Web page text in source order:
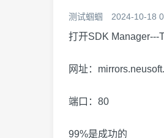
测试蝈蝈 2024-10-18
打开SDK Manager---
网址：
端口：80
99%是成功的